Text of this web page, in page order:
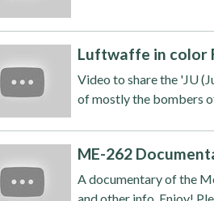
Luftwaffe in color
Video to share the 'JU
of mostly the bombers
ME-262
A documentary of the